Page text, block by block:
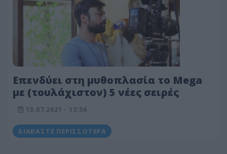
Επενδύει στη μυθοπλασία το Mega
με (τουλάχιστον) 5 νέες σειρές
13.07.2021 - 12:56
ΔΙΑΒΆΣΤΕ ΠΕΡΙΣΣΌΤΕΡΑ